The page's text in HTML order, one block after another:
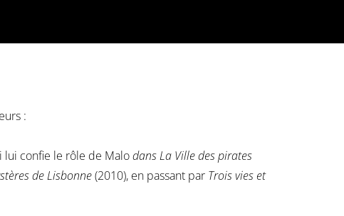
:
lui confie le rôle de Malodans La Ville des pirates
de Lisbonne(2010), en passant par Trois vies et